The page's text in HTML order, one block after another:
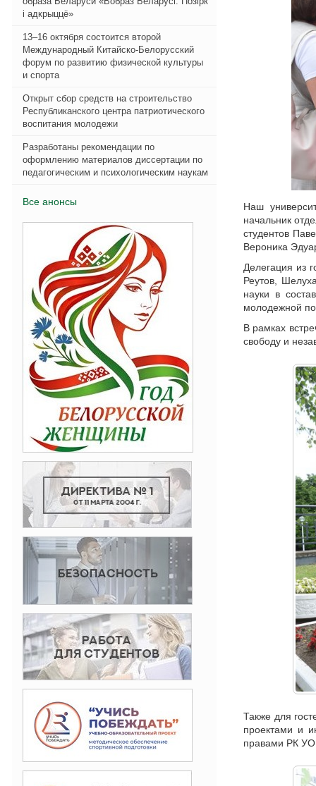
Наш
начальник
студентов
Вероника
Делегация из
Реутов,
науки в
молодежной
В рамках
свободу и
Также для
проектами и
правами РК
i адкрыццё»
13–16 октября состоится второй
Международный Китайско-Белорусский
форум по развитию физической культуры
и спорта
Открыт сбор средств на строительство
Республиканского центра патриотического
воспитания молодежи
Разработаны рекомендации по
оформлению материалов диссертации по
педагогическим и психологическим наукам
Все анонсы